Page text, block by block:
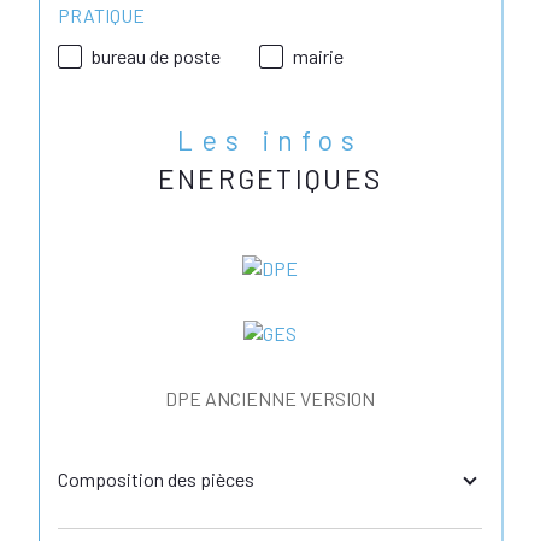
PRATIQUE
bureau de poste
mairie
Les infos
ENERGETIQUES
DPE ANCIENNE VERSION
Composition des pièces